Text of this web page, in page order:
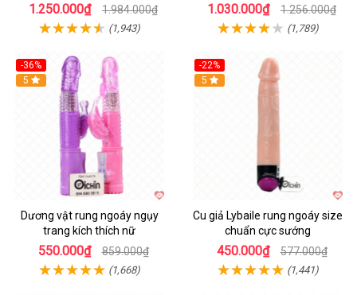
1.250.000₫ 1.984.000₫
(1,943)
1.030.000₫ 1.256.000₫
(1,789)
-36%
Hot
5
Dương vật rung ngoáy ngụy
trang kích thích nữ
550.000₫ 859.000₫
(1,668)
-22%
Hot
5
Cu giả Lybaile rung ngoáy size
chuẩn cực sướng
450.000₫ 577.000₫
(1,441)